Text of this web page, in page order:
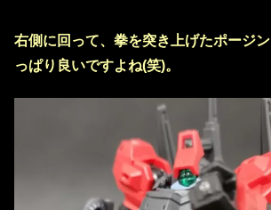
右側に回って、拳を突き上げたポージ
っぱり良いですよね(笑)。